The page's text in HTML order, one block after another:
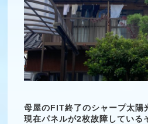
母屋のFIT終了のシャープ太陽
現在パネルが2枚故障している